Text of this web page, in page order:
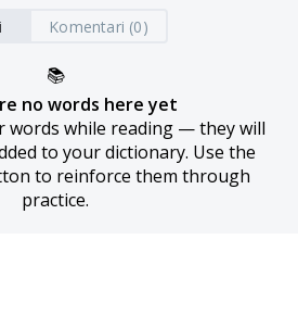
Komentari (0)
📚
no words here yet
words while reading — they will
to your dictionary. Use the
to reinforce them through
practice.